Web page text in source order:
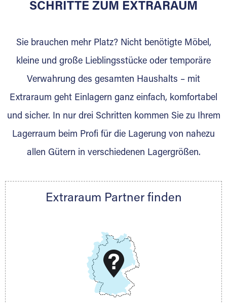
für die Einlagerung von Umzugsgut gebaut
Lagerkunden und Vermietungen.
Ihre Vorteile als Extraraum Partner:
Marktgerechte Preise
Digitale Buchungsplattform
Gewinnung von Neukunden
Nachricht.
Telefon:+49 6145 5442 - 404
DMG Aktiengesellschaft
www.dmg-ag.com
SCHRITTE ZUM EXTRARAUM
Sie brauchen mehr Platz? Nicht benötigte Möbel,
kleine und große Lieblingsstücke oder temporäre
Verwahrung des gesamten Haushalts – mit
Extraraum geht Einlagern ganz einfach, komfortabel
und sicher. In nur drei Schritten kommen Sie zu Ihrem
Lagerraum beim Profi für die Lagerung von nahezu
allen Gütern in verschiedenen Lagergrößen.
Extraraum Partner finden